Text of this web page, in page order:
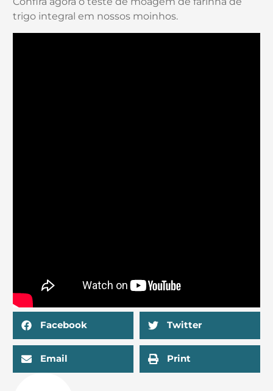
trigo integral em nossos moinhos.
Facebook Twitter
Email Print